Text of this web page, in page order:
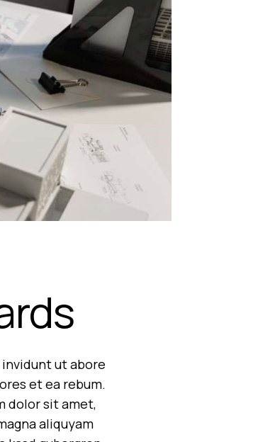
ut abore
et ea rebum.
dolor sit amet,
aliquyam